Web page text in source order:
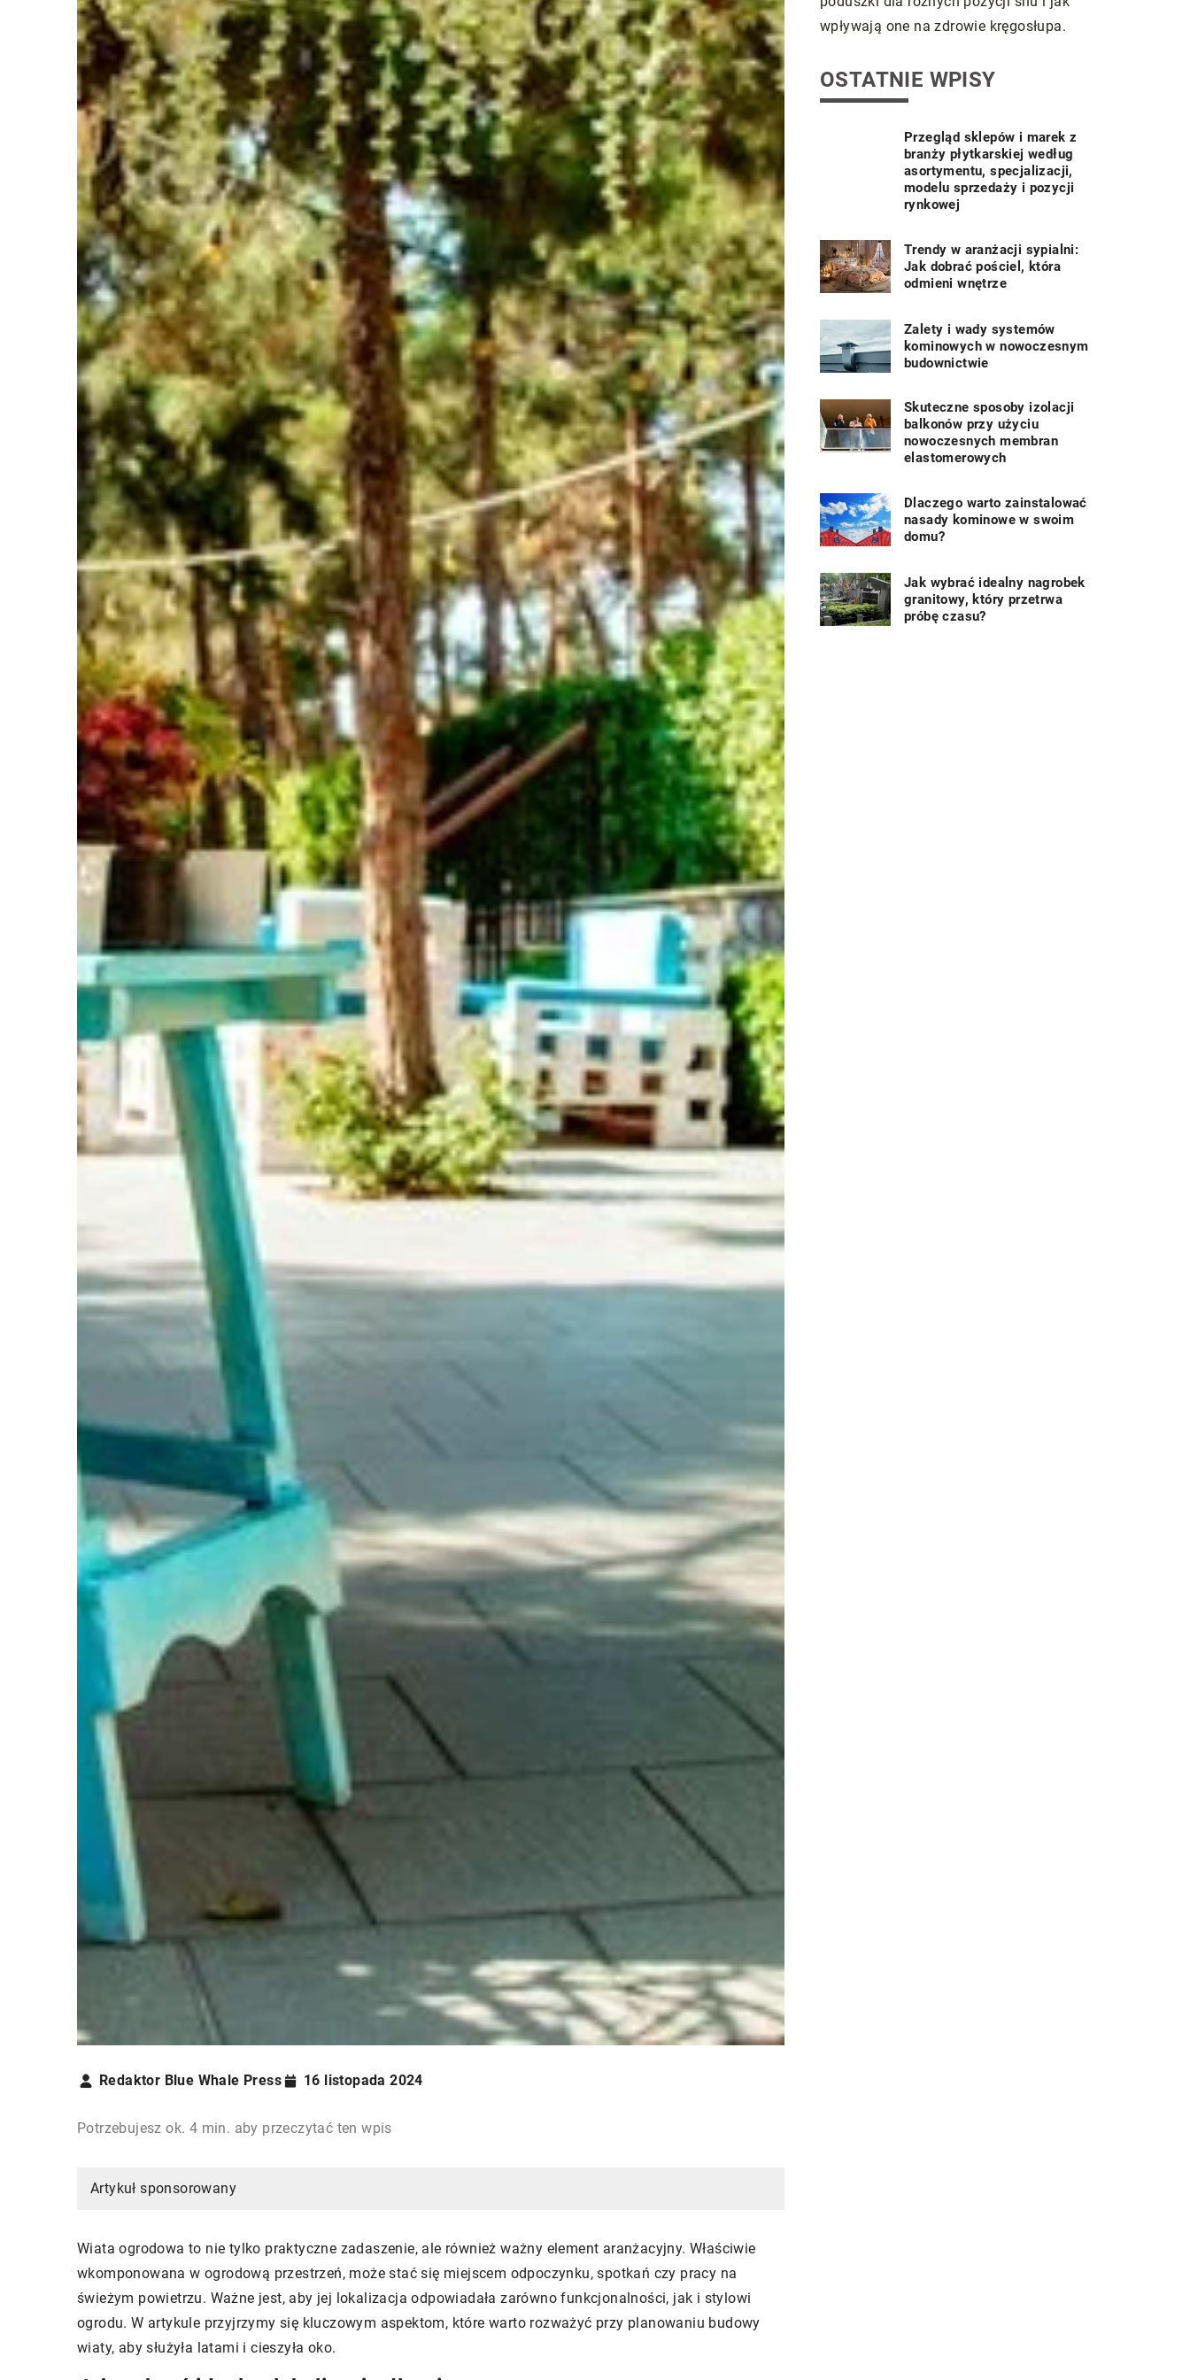
Redaktor Blue Whale Press 16 listopada 2024
Potrzebujesz ok. 4 min. aby przeczytać ten wpis
Artykuł sponsorowany
Wiata ogrodowa to nie tylko praktyczne zadaszenie, ale również ważny element aranżacyjny. Właściwie
wkomponowana w ogrodową przestrzeń, może stać się miejscem odpoczynku, spotkań czy pracy na
świeżym powietrzu. Ważne jest, aby jej lokalizacja odpowiadała zarówno funkcjonalności, jak i stylowi
ogrodu. W artykule przyjrzymy się kluczowym aspektom, które warto rozważyć przy planowaniu budowy
wiaty, aby służyła latami i cieszyła oko.
się, jak zabezpieczyć swój dom
niszczytelskimi intruzami
wkład pracy i środki.
rośliny, by ochrona była trwała i naturalna.
wpływają one na zdrowie kręgosłupa.
Dowiedz się, jak zabezpieczyć swój dom
przed niszczytelskimi intruzami
OSTATNIE WPISY
Przegląd sklepów i marek z
branży płytkarskiej według
asortymentu, specjalizacji,
modelu sprzedaży i pozycji
rynkowej
Trendy w aranżacji sypialni:
Jak dobrać pościel, która
odmieni wnętrze
Zalety i wady systemów
kominowych w nowoczesnym
budownictwie
Skuteczne sposoby izolacji
balkonów przy użyciu
nowoczesnych membran
elastomerowych
Dlaczego warto zainstalować
nasady kominowe w swoim
domu?
Jak wybrać idealny nagrobek
granitowy, który przetrwa
próbę czasu?